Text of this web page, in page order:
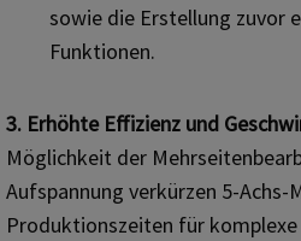
sowie die Erstellung zuvor
Funktionen.
3. Erhöhte Effizienz und
Möglichkeit der
Aufspannung verkürzen 5-Achs-
Produktionszeiten für